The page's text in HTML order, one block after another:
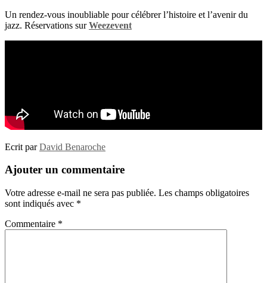
Un rendez-vous inoubliable pour célébrer l’histoire et l’avenir du
jazz. Réservations surWeezevent
Ecrit parDavid Benaroche
Ajouter un commentaire
Votre adresse e-mail ne sera pas publiée. Les champs obligatoires
sont indiqués avec *
Commentaire *